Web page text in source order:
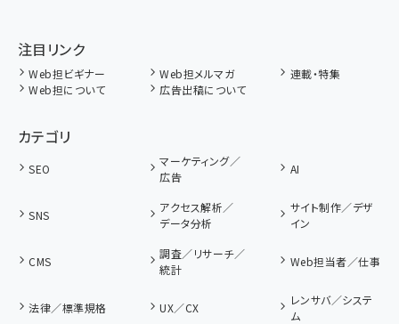
注目リンク
Web担ビギナー Web担メルマガ
連載・特集
Web担について
広告出稿について
カテゴリ
SEO
マーケティング／
広告
AI
SNS
アクセス解析／
データ分析
サイト制作／デザ
イン
CMS
調査／リサーチ／
統計
Web担当者／仕事
法律／標準規格 UX／CX
レンサバ／システ
ム